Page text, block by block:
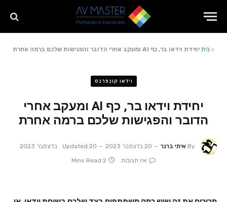
> בית יחידת וידאו בר, כף AI ומעקב אחרי הדובר והפגישות שלכם ברמה אחרת
וידאו קונפרנס
יחידת וידאו בר, כף AI ומעקב אחרי
הדובר והפגישות שלכם ברמה אחרת
By איתי ברנר 20 בדצמבר 2023 Updated:20 בדצמבר 2023
אין תגובות
2 Mins Read